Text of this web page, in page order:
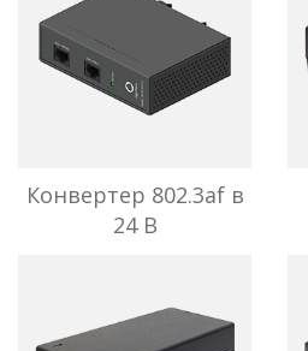
Конвертер 802.3af в
24 В